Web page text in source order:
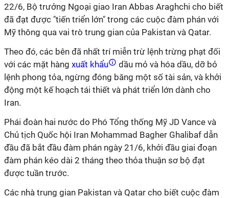
22/6, Bộ trưởng Ngoại giao Iran Abbas Araghchi cho biết
đã đạt được "tiến triển lớn" trong các cuộc đàm phán với
Mỹ thông qua vai trò trung gian của Pakistan và Qatar.
Theo đó, các bên đã nhất trí miễn trừ lệnh trừng phạt đối
với các mặt hàng xuất khẩu
dầu mỏ và hóa dầu, dỡ bỏ
lệnh phong tỏa, ngừng đóng băng một số tài sản, và khởi
động một kế hoạch tái thiết và phát triển lớn dành cho
Iran.
Phái đoàn hai nước do Phó Tổng thống Mỹ JD Vance và
Chủ tịch Quốc hội Iran Mohammad Bagher Ghalibaf dẫn
đầu đã bắt đầu đàm phán ngày 21/6, khởi đầu giai đoạn
đàm phán kéo dài 2 tháng theo thỏa thuận sơ bộ đạt
được tuần trước.
Các nhà trung gian Pakistan và Qatar cho biết cuộc đàm